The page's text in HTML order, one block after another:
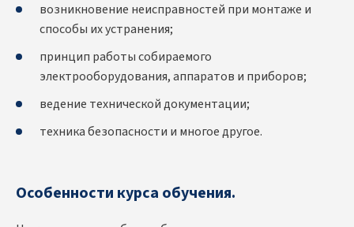
возникновение неисправностей при монтаже и
способы их устранения;
принцип работы собираемого
электрооборудования, аппаратов и приборов;
ведение технической документации;
техника безопасности и многое другое.
Особенности курса обучения.